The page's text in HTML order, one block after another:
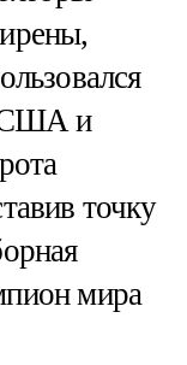
США и
точку
мира